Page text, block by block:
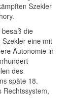
Szekler
besaß die
eine mit
Autonomie in
des
späte 18.
Rechtssystem,